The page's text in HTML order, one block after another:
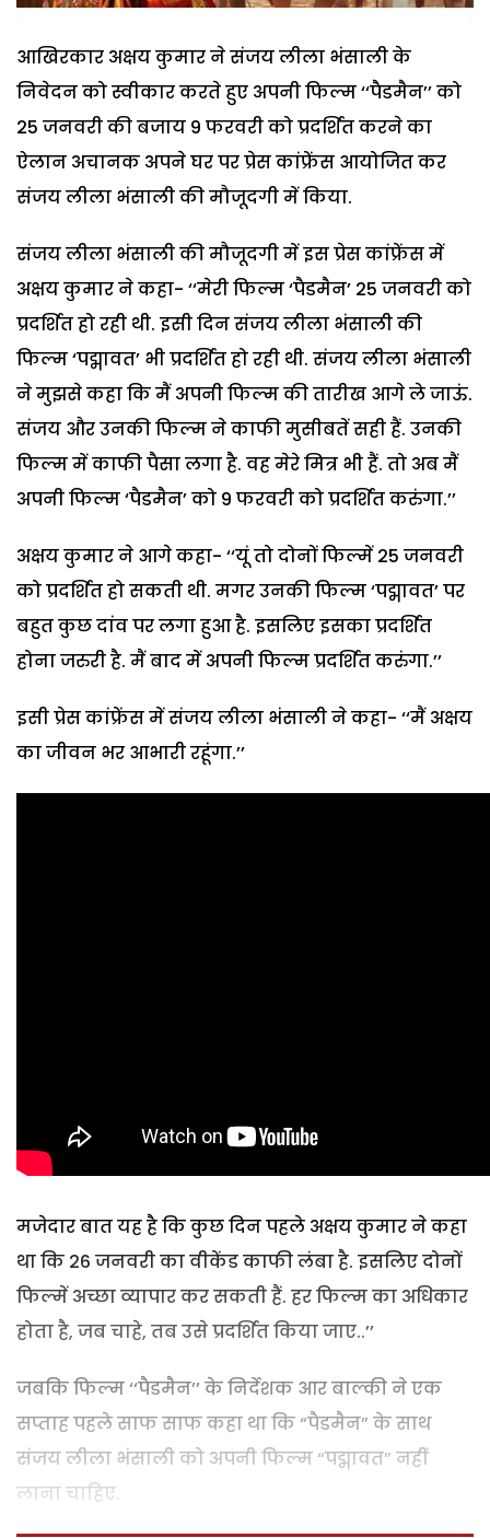
आखिरकार अक्षय कुमार ने संजय लीला भंसाली के
निवेदन को स्वीकार करते हुए अपनी फिल्म ‘‘पैडमैन’’ को
25 जनवरी की बजाय 9 फरवरी को प्रदर्शित करने का
ऐलान अचानक अपने घर पर प्रेस कांफ्रेंस आयोजित कर
संजय लीला भंसाली की मौजूदगी में किया.
संजय लीला भंसाली की मौजूदगी में इस प्रेस कांफ्रेंस में
अक्षय कुमार ने कहा- ‘‘मेरी फिल्म ‘पैडमैन’ 25 जनवरी को
प्रदर्शित हो रही थी. इसी दिन संजय लीला भंसाली की
फिल्म ‘पद्मावत’ भी प्रदर्शित हो रही थी. संजय लीला भंसाली
ने मुझसे कहा कि मैं अपनी फिल्म की तारीख आगे ले जाऊं.
संजय और उनकी फिल्म ने काफी मुसीबतें सही हैं. उनकी
फिल्म में काफी पैसा लगा है. वह मेरे मित्र भी हैं. तो अब मैं
अपनी फिल्म ‘पैडमैन’ को 9 फरवरी को प्रदर्शित करुंगा.’’
अक्षय कुमार ने आगे कहा- ‘‘यूं तो दोनों फिल्में 25 जनवरी
को प्रदर्शित हो सकती थी. मगर उनकी फिल्म ‘पद्मावत’ पर
बहुत कुछ दांव पर लगा हुआ है. इसलिए इसका प्रदर्शित
होना जरुरी है. मैं बाद में अपनी फिल्म प्रदर्शित करुंगा.’’
इसी प्रेस कांफ्रेंस में संजय लीला भंसाली ने कहा- ‘‘मैं अक्षय
का जीवन भर आभारी रहूंगा.’’
मजेदार बात यह है कि कुछ दिन पहले अक्षय कुमार ने कहा
था कि 26 जनवरी का वीकेंड काफी लंबा है. इसलिए दोनों
फिल्में अच्छा व्यापार कर सकती हैं. हर फिल्म का अधिकार
होता है, जब चाहे, तब उसे प्रदर्शित किया जाए..’’
जबकि फिल्म ‘‘पैडमैन’’ के निर्देशक आर बाल्की ने एक
सप्ताह पहले साफ साफ कहा था कि “पैडमैन” के साथ
संजय लीला भंसाली को अपनी फिल्म “पद्मावत” नहीं
लाना चाहिए.